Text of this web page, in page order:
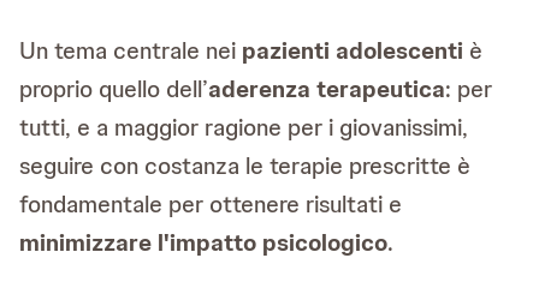
Un tema centrale nei pazienti adolescenti è
proprio quello dell’aderenza terapeutica: per
tutti, e a maggior ragione per i giovanissimi,
seguire con costanza le terapie prescritte è
fondamentale per ottenere risultati e
minimizzare l'impatto psicologico.